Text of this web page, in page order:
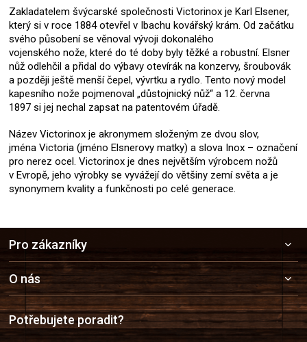
Zakladatelem švýcarské společnosti Victorinox je Karl Elsener,
který si v roce 1884 otevřel v Ibachu kovářský krám. Od začátku
svého působení se věnoval vývoji dokonalého
vojenského nože, které do té doby byly těžké a robustní. Elsner
nůž odlehčil a přidal do výbavy otevírák na konzervy, šroubovák
a později ještě menší čepel, vývrtku a rydlo. Tento nový model
kapesního nože pojmenoval „důstojnický nůž“ a 12. června
1897 si jej nechal zapsat na patentovém úřadě.
Název Victorinox je akronymem složeným ze dvou slov,
jména Victoria (jméno Elsnerovy matky) a slova Inox – označení
pro nerez ocel. Victorinox je dnes největším výrobcem nožů
v Evropě, jeho výrobky se vyvážejí do většiny zemí světa a je
synonymem kvality a funkčnosti po celé generace.
a
t
í
Pro zákazníky
O nás
Potřebujete poradit?